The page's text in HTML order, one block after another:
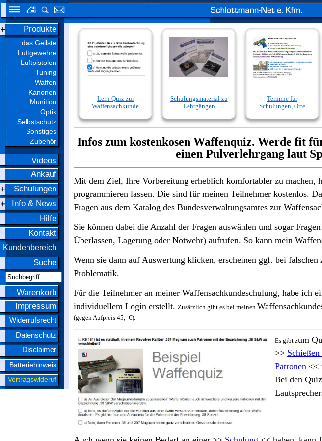
Produkte
das Geilste
Luftgewehre
Luftpistolen
Tuning
Waffen
Kanonen
Munition
Optik
Selbstschutz
Sonstiges
Zubehör
Videos
Ankauf
Schulungen
Info & News
Hilfe
Kontakt
Kundenbereich
Suche
Warenkorb
Impressum
Widerrufsrecht
Datenschutz
Disclaimer
Batteriehinweis
Vertragswideruf
Lern-Quiz zur
Waffensachkunde
Schulungsmaterial zu
Lehrgängen
Termine für
Schulungen, Orte
Infos zum kostenkosen Waffenquiz. Werde fit
einen Pulverlehrgang laut
Mit dem Ziel, Ihre Vorbereitung erheblich komfortabler zu machen,
programmieren lassen. Die sind für meinen Teilnehmer kostenlos.
Fragen aus dem Katalog des Bundesverwaltungsamtes zur
Sie können dabei die Anzahl der Fragen auswählen und sogar
Überlassen, Lagerung oder Notwehr) aufrufen. So kann mein
Wenn sie dann auf Auswertung klicken, erscheinen ggf. bei
Problematik.
Für die Teilnehmer an meiner Waffensachkundeschulung, habe ich
individuellem Login erstellt. Zusätzlich gibt es bei meinen
(gegen Aufpreis 45,- €).
Es gibt zum
>>
Patronen <<
Bei den